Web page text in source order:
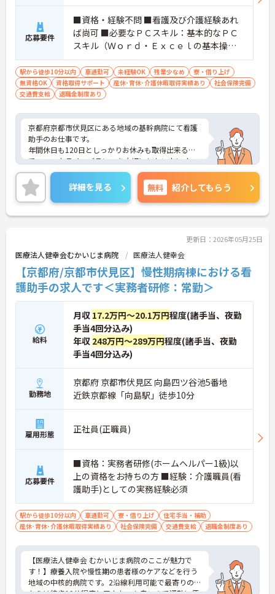
応募要件
■資格・経験不問 ■看護及び介護経験あれ
ば尚可 ■必要なＰＣスキル：基本的なＰＣ
スキル（Ｗｏｒｄ・Ｅｘｃｅｌの基本操
作）
駅から徒歩10分以内 車通勤可 未経験OK 残業少なめ
寮・借り上げ
無資格OK
資格取得サポート 産休･育休･介護休暇取得実績あり
社会保険完備
交通費支給
退職金制度あり
京都府京都市伏見区にある地域の基幹病院にて看護
助手のお仕事です。
年間休日も120日としっかりお休みも取得出来るの
で、ワークライフバランスを大切にしたい方にオス
スメです◎
ご興味ある方には、面接対策ポイントなど、さらに
詳細をお話しいたしますのでお気軽にご相談くださ
い。
詳細を見る 無料 紹介してもらう
更新日：2026年05月25日
医療法人健幸会むかいじま病院 医療法人健幸会
【京都府/京都市伏見区】慢性期病棟における看
護助手の求人です＜実務者研修：常勤＞
給料
月収 17.2万円～20.1万円程度(諸手当、夜勤
手当4回分込み)
年収 248万円～289万円程度(諸手当、夜勤
手当4回分込み)
勤務地
京都府 京都市伏見区 向島四ツ谷池5番地
近鉄京都線「向島駅」徒歩10分
雇用形態 正社員(正職員)
応募要件
■資格：実務者研修(ホームヘルパー1級)以
上の資格をお持ちの方 ■経験：介護職員(看
護助手)としての実務経験必須
駅から徒歩10分以内 車通勤可 寮・借り上げ
住宅手当・補助
産休･育休･介護休暇取得実績あり
社会保険完備 交通費支給 退職金制度あり
【医療法人健幸会 むかいじま病院のここが魅力で
す！】療養入院や慢性期の患者様のケアなどを行う
地域の中核的病院です。2沿線利用可能で最寄りの駅